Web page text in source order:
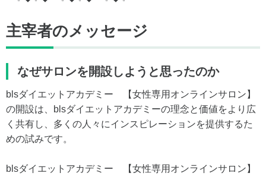
主宰者のメッセージ
なぜサロンを開設しようと思ったのか
blsダイエットアカデミー 【女性専用オンラインサロン】
の開設は、blsダイエットアカデミーの理念と価値をより広
く共有し、多くの人々にインスピレーションを提供するた
めの試みです。
blsダイエットアカデミー 【女性専用オンラインサロン】